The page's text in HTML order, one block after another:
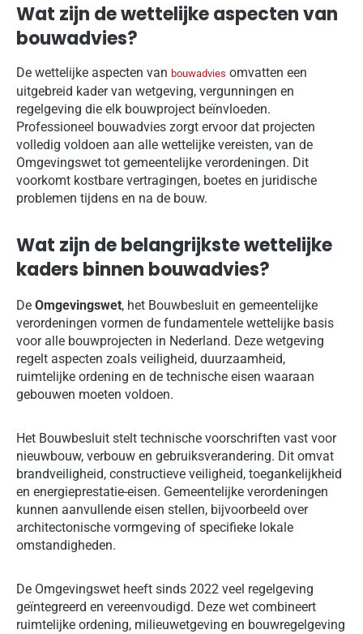
Wat zijn de wettelijke aspecten van
bouwadvies?
De wettelijke aspecten van bouwadvies omvatten een
uitgebreid kader van wetgeving, vergunningen en
regelgeving die elk bouwproject beïnvloeden.
Professioneel bouwadvies zorgt ervoor dat projecten
volledig voldoen aan alle wettelijke vereisten, van de
Omgevingswet tot gemeentelijke verordeningen. Dit
voorkomt kostbare vertragingen, boetes en juridische
problemen tijdens en na de bouw.
Wat zijn de belangrijkste wettelijke
kaders binnen bouwadvies?
De Omgevingswet, het Bouwbesluit en gemeentelijke
verordeningen vormen de fundamentele wettelijke basis
voor alle bouwprojecten in Nederland. Deze wetgeving
regelt aspecten zoals veiligheid, duurzaamheid,
ruimtelijke ordening en de technische eisen waaraan
gebouwen moeten voldoen.
Het Bouwbesluit stelt technische voorschriften vast voor
nieuwbouw, verbouw en gebruiksverandering. Dit omvat
brandveiligheid, constructieve veiligheid, toegankelijkheid
en energieprestatie-eisen. Gemeentelijke verordeningen
kunnen aanvullende eisen stellen, bijvoorbeeld over
architectonische vormgeving of specifieke lokale
omstandigheden.
De Omgevingswet heeft sinds 2022 veel regelgeving
geïntegreerd en vereenvoudigd. Deze wet combineert
ruimtelijke ordening, milieuwetgeving en bouwregelgeving